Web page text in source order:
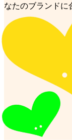
なたのブランドに